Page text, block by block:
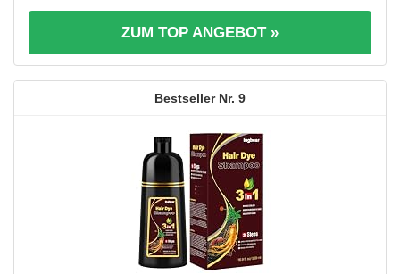
ZUM TOP ANGEBOT »
9